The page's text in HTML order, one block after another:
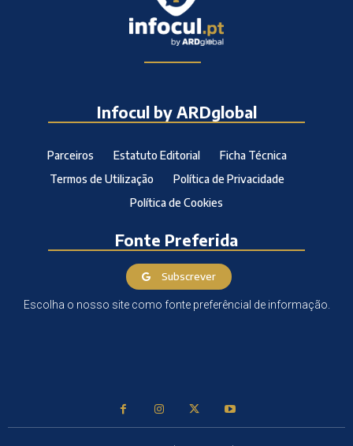
Infocul by ARDglobal
Parceiros Estatuto Editorial
Ficha Técnica
Termos de Utilização
Política de Privacidade
Política de Cookies
Fonte Preferida
Subscrever
Escolha o nosso site como fonte preferêncial de informação.